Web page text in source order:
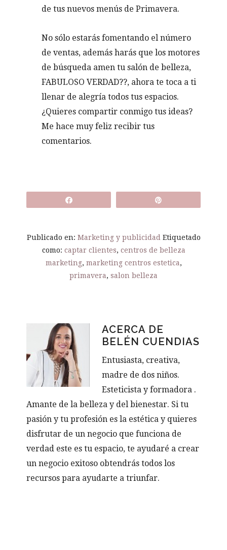
de tus nuevos menús de Primavera.
No sólo estarás fomentando el número
de ventas, además harás que los motores
de búsqueda amen tu salón de belleza,
FABULOSO VERDAD??, ahora te toca a ti
llenar de alegría todos tus espacios.
¿Quieres compartir conmigo tus ideas?
Me hace muy feliz recibir tus
comentarios.
Publicado en: Marketing y publicidad Etiquetado
como: captar clientes, centros de belleza
marketing, marketing centros estetica,
primavera, salon belleza
ACERCA DE
BELÉN CUENDIAS
Entusiasta, creativa,
madre de dos niños.
Esteticista y formadora .
Amante de la belleza y del bienestar. Si tu
pasión y tu profesión es la estética y quieres
disfrutar de un negocio que funciona de
verdad este es tu espacio, te ayudaré a crear
un negocio exitoso obtendrás todos los
recursos para ayudarte a triunfar.